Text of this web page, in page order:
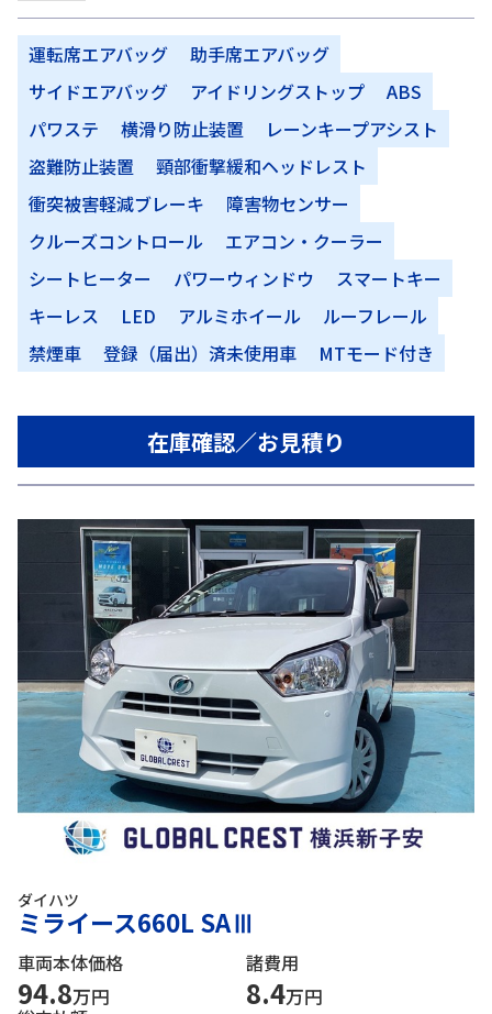
運転席エアバッグ
助手席エアバッグ
サイドエアバッグ
アイドリングストップ
ABS
パワステ
横滑り防止装置
レーンキープアシスト
盗難防止装置
頸部衝撃緩和ヘッドレスト
衝突被害軽減ブレーキ
障害物センサー
クルーズコントロール
エアコン・クーラー
シートヒーター
パワーウィンドウ
スマートキー
キーレス
LED アルミホイール
ルーフレール
禁煙車
登録（届出）済未使用車 MTモード付き
在庫確認／お見積り
ダイハツ
ミライース660L SAⅢ
車両本体価格
94.8万円
諸費用
8.4万円